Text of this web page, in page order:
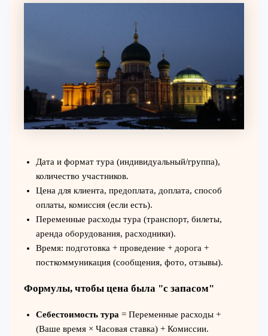
Дата и формат тура (индивидуальный/группа),
количество участников.
Цена для клиента, предоплата, доплата, способ
оплаты, комиссия (если есть).
Переменные расходы тура (транспорт, билеты,
аренда оборудования, расходники).
Время: подготовка + проведение + дорога +
посткоммуникация (сообщения, фото, отзывы).
Формулы, чтобы цена была "с запасом"
Себестоимость тура = Переменные расходы +
(Ваше время × Часовая ставка) + Комиссии.